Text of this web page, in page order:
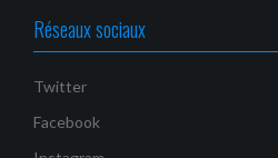
Réseaux sociaux
Twitter
Facebook